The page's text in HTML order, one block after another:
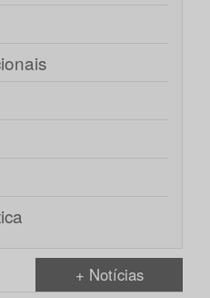
+ Notícias